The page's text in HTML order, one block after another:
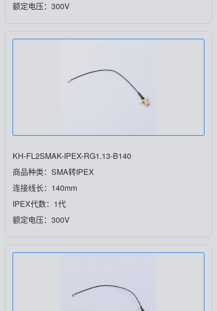
额定电压：300V
KH-FL2SMAK-IPEX-RG1.13-B140
商品种类：SMA转IPEX
连接线长：140mm
IPEX代数：1代
额定电压：300V